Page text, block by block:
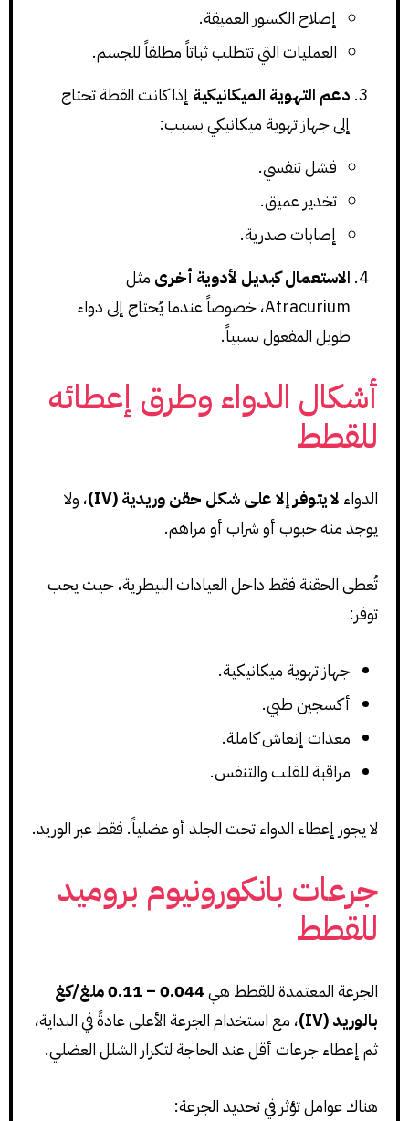
إصلاح الكسور العميقة.
العمليات التي تتطلب ثباتاً مطلقاً للجسم.
دعم التهوية الميكانيكية إذا كانت القطة تحتاج
إلى جهاز تهوية ميكانيكي بسبب:
فشل تنفسي.
تخدير عميق.
إصابات صدرية.
الاستعمال كبديل لأدوية أخرى مثل
Atracurium، خصوصاً عندما يُحتاج إلى دواء
طويل المفعول نسبياً.
أشكال الدواء وطرق إعطائه
للقطط
الدواء لا يتوفر إلا على شكل حقن وريدية (IV)
، ولا
يوجد منه حبوب أو شراب أو مراهم.
تُعطى الحقنة فقط داخل العيادات البيطرية، حيث يجب
توفر:
جهاز تهوية ميكانيكية.
أكسجين طبي.
معدات إنعاش كاملة.
مراقبة للقلب والتنفس.
لا يجوز إعطاء الدواء تحت الجلد أو عضلياً. فقط عبر الوريد.
جرعات بانكورونيوم بروميد
للقطط
الجرعة المعتمدة للقطط هي
0.044 – 0.11 ملغ/كغ
بالوريد (IV)
، مع استخدام الجرعة الأعلى عادةً في البداية،
ثم إعطاء جرعات أقل عند الحاجة لتكرار الشلل العضلي.
هناك عوامل تؤثر في تحديد الجرعة: